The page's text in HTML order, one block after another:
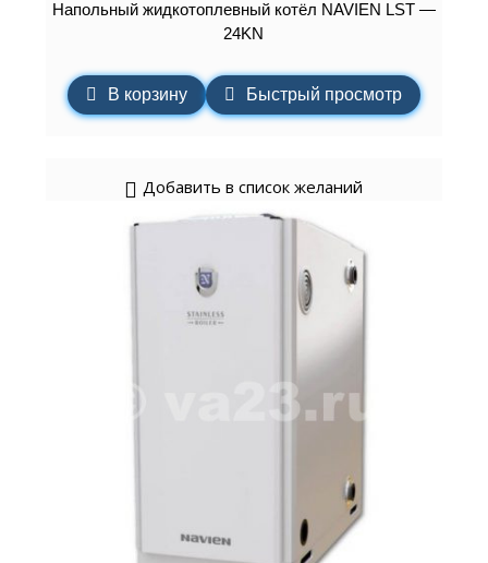
Напольный жидкотоплевный котёл NAVIEN LST —
24KN
В корзину Быстрый просмотр
Добавить в список желаний